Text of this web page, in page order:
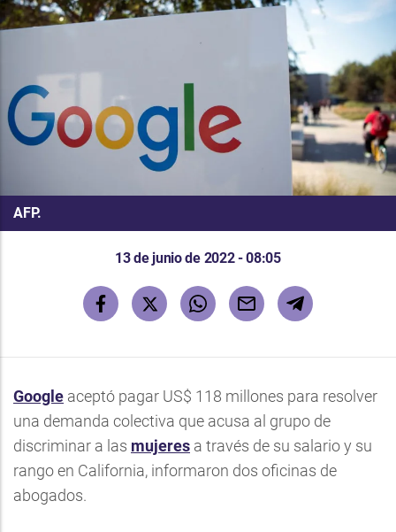
AFP.
13 de junio de 2022 - 08:05
Google aceptó pagar US$ 118 millones para resolver
una demanda colectiva que acusa al grupo de
discriminar a las mujeres a través de su salario y su
rango en California, informaron dos oficinas de
abogados.